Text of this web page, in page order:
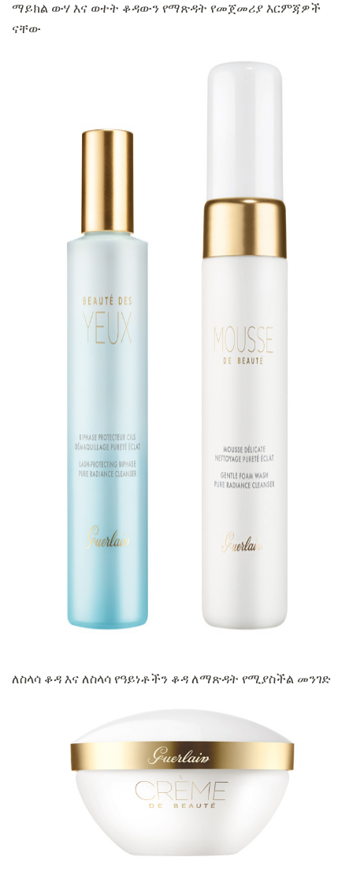
ማይክል ውሃ እና ወተት ቆዳውን የማጽዳት የመጀመሪያ እርምጃዎች
ናቸው
ለስላሳ ቆዳ እና ለስላሳ የዓይነቶችን ቆዳ ለማጽዳት የሚያስችል መንገድ